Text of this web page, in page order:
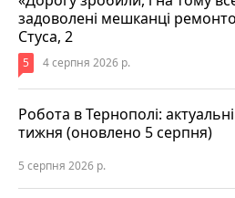
задоволені мешканці
Стуса, 2
5 4 серпня 2026 р.
Робота в Тернополі: актуальні
тижня (оновлено 5 серпня)
5 серпня 2026 р.